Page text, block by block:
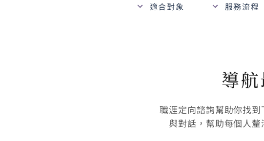
適合對象 服務流程
導
職涯定向諮詢幫助你找
與對話，幫助每個人